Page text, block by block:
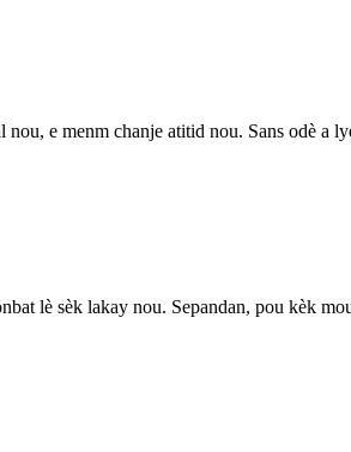
e menm chanje atitid nou. Sans odè a
lè sèk lakay nou. Sepandan, pou kèk